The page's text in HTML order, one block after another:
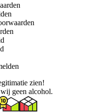
zien!
geen alcohol.